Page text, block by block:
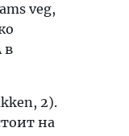
veg,
в
2).
на